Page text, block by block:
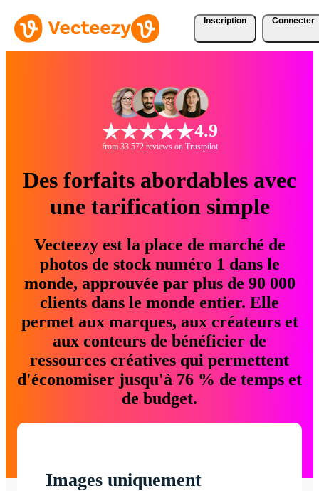
Inscription Connecter
4.9
from 33 572 reviews on Trustpilot
Des forfaits abordables avec
une tarification simple
Vecteezy est la place de marché de
photos de stock numéro 1 dans le
monde, approuvée par plus de 90 000
clients dans le monde entier. Elle
permet aux marques, aux créateurs et
aux conteurs de bénéficier de
ressources créatives qui permettent
d'économiser jusqu'à 76 % de temps et
de budget.
Images uniquement